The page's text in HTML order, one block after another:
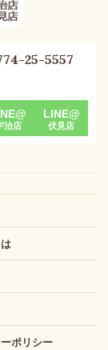
25-5557
治店
LINE@
伏見店
ポリシー